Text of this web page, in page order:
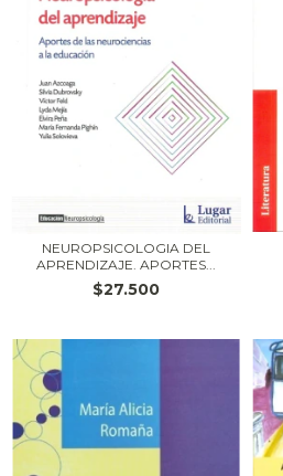
NEUROPSICOLOGIA DEL
APRENDIZAJE. APORTES...
$27.500